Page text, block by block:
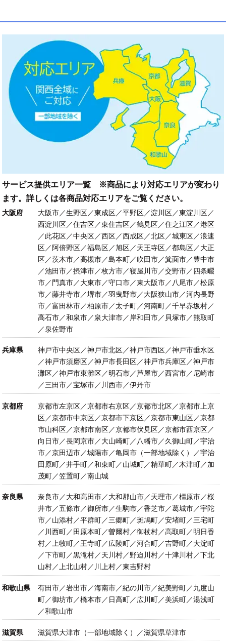
サービス提供エリア一覧 ※商品により対応エリアが変わり
ます。詳しくは各商品対応エリアをご覧ください。
大阪府
大阪市／生野区／東成区／平野区／淀川区／東淀川区／
西淀川区／住吉区／東住吉区／鶴見区／住之江区／港区
／此花区／中央区／西区／西成区／北区／城東区／浪速
区／阿倍野区／福島区／旭区／天王寺区／都島区／大正
区／茨木市／高槻市／島本町／吹田市／箕面市／豊中市
／池田市／摂津市／枚方市／寝屋川市／交野市／四条畷
市／門真市／大東市／守口市／東大阪市／八尾市／松原
市／藤井寺市／堺市／羽曳野市／大阪狭山市／河内長野
市／富田林市／柏原市／太子町／河南町／千早赤坂村／
高石市／和泉市／泉大津市／岸和田市／貝塚市／熊取町
／泉佐野市
兵庫県
神戸市中央区／神戸市北区／神戸市西区／神戸市垂水区
／神戸市須磨区／神戸市長田区／神戸市兵庫区／神戸市
灘区／神戸市東灘区／明石市／芦屋市／西宮市／尼崎市
／三田市／宝塚市／川西市／伊丹市
京都府
京都市左京区／京都市右京区／京都市北区／京都市上京
区／京都市中京区／京都市下京区／京都市東山区／京都
市山科区／京都市南区／京都市伏見区／京都市西京区／
向日市／長岡京市／大山崎町／八幡市／久御山町／宇治
市／京田辺市／城陽市／亀岡市（一部地域除く）／宇治
田原町／井手町／和東町／山城町／精華町／木津町／加
茂町／笠置町／南山城
奈良県
奈良市／大和高田市／大和郡山市／天理市／橿原市／桜
井市／五條市／御所市／生駒市／香芝市／葛城市／宇陀
市／山添村／平群町／三郷町／斑鳩町／安堵町／三宅町
／川西町／田原本町／曽爾村／御杖村／高取町／明日香
村／上牧町／王寺町／広陵町／河合町／吉野町／大淀町
／下市町／黒滝村／天川村／野迫川村／十津川村／下北
山村／上北山村／川上村／東吉野村
和歌山県
有田市／岩出市／海南市／紀の川市／紀美野町／九度山
町／御坊市／橋本市／日高町／広川町／美浜町／湯浅町
／和歌山市
滋賀県 滋賀県大津市（一部地域除く）／滋賀県草津市